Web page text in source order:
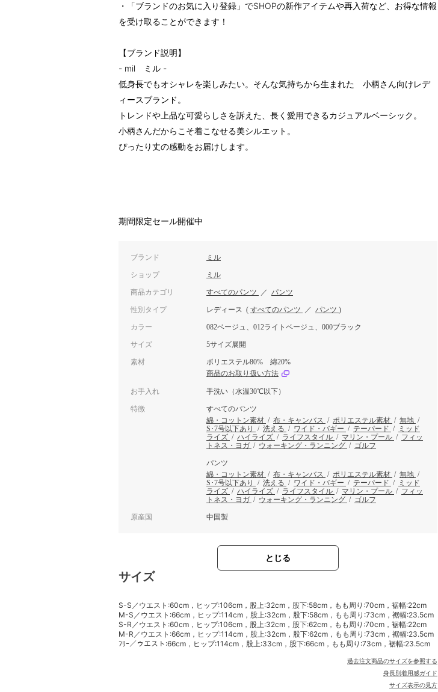
・「ブランドのお気に入り登録」でSHOPの新作アイテムや再入荷など、お得な情報
を受け取ることができます！
【ブランド説明】
- mil ミル -
低身長でもオシャレを楽しみたい。そんな気持ちから生まれた 小柄さん向けレデ
ィースブランド。
トレンドや上品な可愛らしさを訴えた、長く愛用できるカジュアルベーシック。
小柄さんだからこそ着こなせる美シルエット。
ぴったり丈の感動をお届けします。
期間限定セール開催中
ブランド ミル
ショップ ミル
商品カテゴリ すべてのパンツ ／ パンツ
性別タイプ レディース ( すべてのパンツ ／ パンツ )
カラー 082ベージュ、012ライトベージュ、000ブラック
サイズ 5サイズ展開
素材
ポリエステル80% 綿20%
商品のお取り扱い方法
お手入れ 手洗い（水温30℃以下）
特徴
すべてのパンツ
綿・コットン素材 / 布・キャンバス / ポリエステル素材 / 無地 /
S･7号以下あり
/ 洗える / ワイド・バギー / テーパード / ミッド
ライズ / ハイライズ / ライフスタイル / マリン・プール / フィッ
トネス・ヨガ / ウォーキング・ランニング / ゴルフ
パンツ
綿・コットン素材 / 布・キャンバス / ポリエステル素材 / 無地 /
S･7号以下あり
/ 洗える / ワイド・バギー / テーパード / ミッド
ライズ / ハイライズ / ライフスタイル / マリン・プール / フィッ
トネス・ヨガ / ウォーキング・ランニング / ゴルフ
原産国 中国製
とじる
サイズ
S-S／ウエスト:60cm，ヒップ:106cm，股上:32cm，股下:58cm，もも周り:70cm，裾幅:22cm
M-S／ウエスト:66cm，ヒップ:114cm，股上:32cm，股下:58cm，もも周り:73cm，裾幅:23.5cm
S-R／ウエスト:60cm，ヒップ:106cm，股上:32cm，股下:62cm，もも周り:70cm，裾幅:22cm
M-R／ウエスト:66cm，ヒップ:114cm，股上:32cm，股下:62cm，もも周り:73cm，裾幅:23.5cm
ﾌﾘｰ／ウエスト:66cm，ヒップ:114cm，股上:33cm，股下:66cm，もも周り:73cm，裾幅:23.5cm
過去注文商品のサイズを参照する
身長別着用感ガイド
サイズ表示の見方